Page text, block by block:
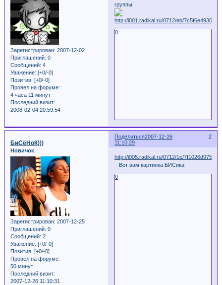
Зарегистрирован: 2007-12-02
Приглашений: 0
Сообщений: 4
Уважение: [+0/-0]
Позитив: [+0/-0]
Провел на форуме:
4 часа 11 минут
Последний визит:
2008-02-04 20:59:54
группы
0
Поделиться 2
2007-12-26
11:10:29
БиСёНоК)))
Новичок
Зарегистрирован: 2007-12-25
Приглашений: 0
Сообщений: 2
Уважение: [+0/-0]
Позитив: [+0/-0]
Провел на форуме:
50 минут
Последний визит:
2007-12-26 11:10:31
http://i005.radikal.ru/0712/1e/
Вот вам картинка БИСика
0